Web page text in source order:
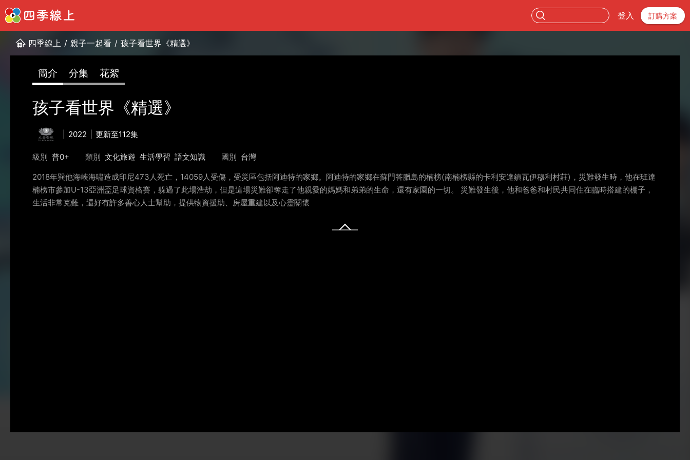
登入 訂購方案
四季線上 / 親子一起看 / 孩子看世界《精選》
簡介 分集 花絮
孩子看世界《精選》
2022 更新至112集
級別 普0+ 類別 文化旅遊 生活學習 語文知識 國別 台灣
2018年巽他海峽海嘯造成印尼473人死亡，14059人受傷，受災區包括阿迪特的家鄉。阿迪特的家鄉在蘇門答臘島的楠榜(南楠榜縣的卡利安達鎮瓦伊穆利村莊)，災難發生時，他在班達
楠榜市參加U-13亞洲盃足球資格賽，躲過了此場浩劫，但是這場災難卻奪走了他親愛的媽媽和弟弟的生命，還有家園的一切。 災難發生後，他和爸爸和村民共同住在臨時搭建的棚子，
生活非常克難，還好有許多善心人士幫助，提供物資援助、房屋重建以及心靈關懷